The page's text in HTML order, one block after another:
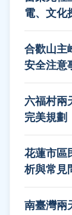
電、文化
合歡山主
安全注意
六福村兩
完美規劃
花蓮市區
析與常見
南臺灣兩